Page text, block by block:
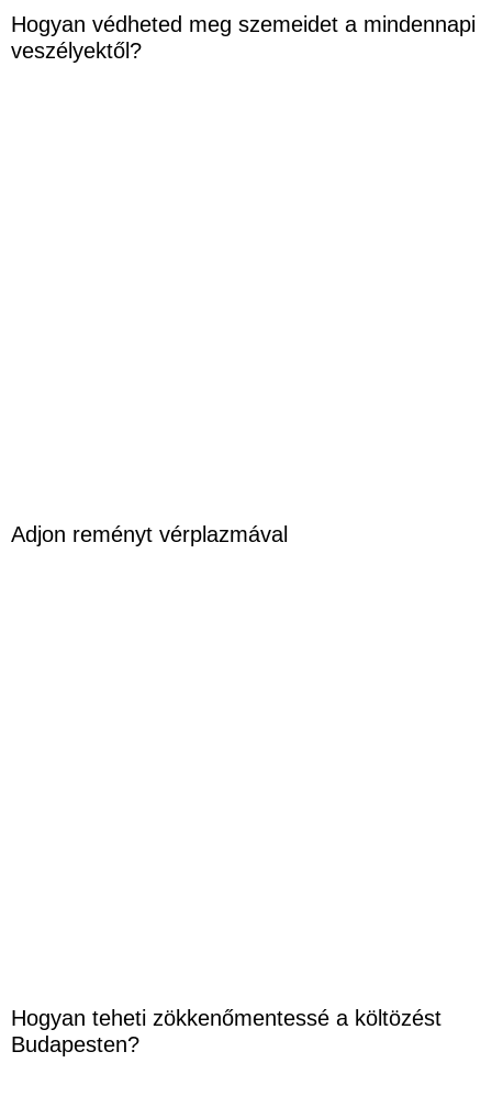
Hogyan védheted meg szemeidet a mindennapi
veszélyektől?
Adjon reményt vérplazmával
Hogyan teheti zökkenőmentessé a költözést
Budapesten?